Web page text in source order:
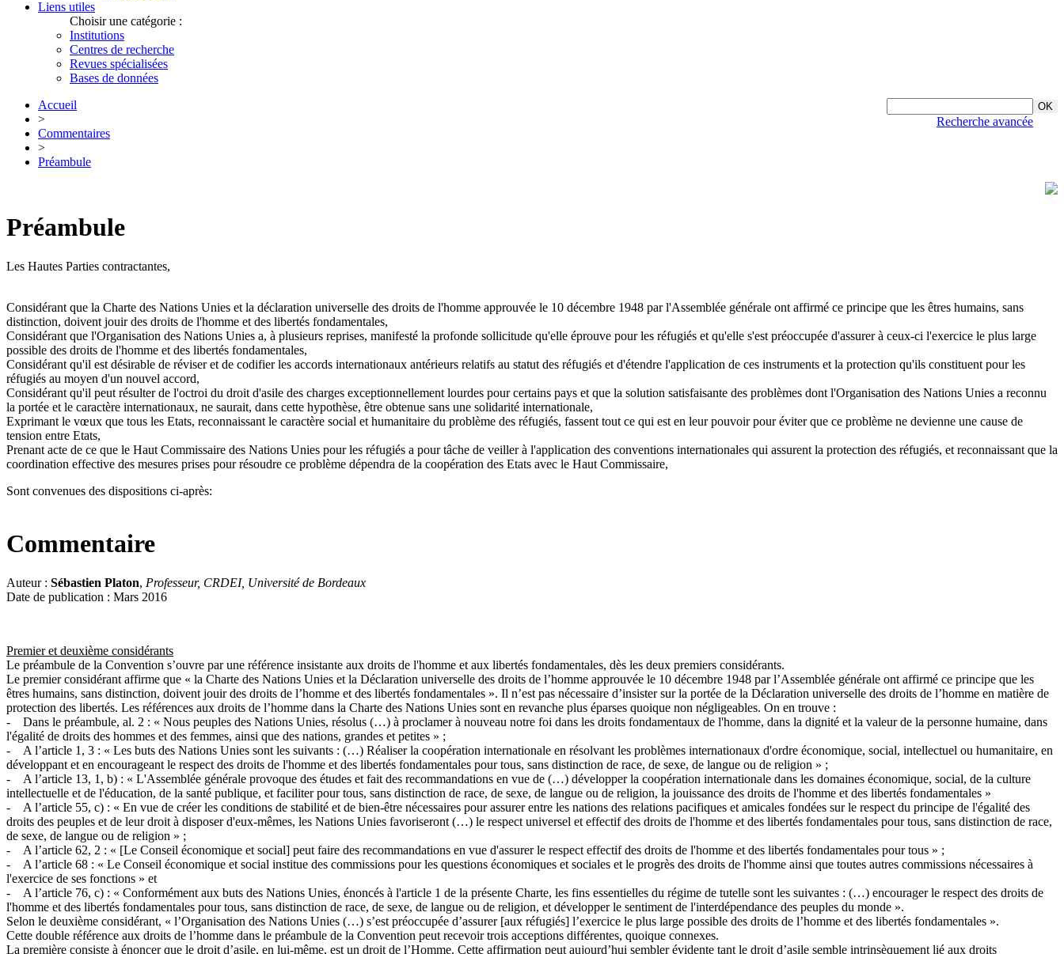
Liens utiles
Choisir une catégorie :
Institutions
Centres de recherche
Revues spécialisées
Bases de données
Recherche avancée
Accueil
>
Commentaires
>
Préambule
Préambule
Les Hautes Parties contractantes,
Considérant que la Charte des Nations Unies et la déclaration universelle des droits de l'homme approuvée le 10 décembre 1948 par l'Assemblée générale ont affirmé ce principe que les êtres humains, sans
distinction, doivent jouir des droits de l'homme et des libertés fondamentales,
Considérant que l'Organisation des Nations Unies a, à plusieurs reprises, manifesté la profonde sollicitude qu'elle éprouve pour les réfugiés et qu'elle s'est préoccupée d'assurer à ceux-ci l'exercice le plus large
possible des droits de l'homme et des libertés fondamentales,
Considérant qu'il est désirable de réviser et de codifier les accords internationaux antérieurs relatifs au statut des réfugiés et d'étendre l'application de ces instruments et la protection qu'ils constituent pour les
réfugiés au moyen d'un nouvel accord,
Considérant qu'il peut résulter de l'octroi du droit d'asile des charges exceptionnellement lourdes pour certains pays et que la solution satisfaisante des problèmes dont l'Organisation des Nations Unies a reconnu
la portée et le caractère internationaux, ne saurait, dans cette hypothèse, être obtenue sans une solidarité internationale,
Exprimant le vœux que tous les Etats, reconnaissant le caractère social et humanitaire du problème des réfugiés, fassent tout ce qui est en leur pouvoir pour éviter que ce problème ne devienne une cause de
tension entre Etats,
Prenant acte de ce que le Haut Commissaire des Nations Unies pour les réfugiés a pour tâche de veiller à l'application des conventions internationales qui assurent la protection des réfugiés, et reconnaissant que la
coordination effective des mesures prises pour résoudre ce problème dépendra de la coopération des Etats avec le Haut Commissaire,
Sont convenues des dispositions ci-après:
Commentaire
Auteur : Sébastien Platon, Professeur, CRDEI, Université de Bordeaux
Date de publication : Mars 2016
Premier et deuxième considérants
Le préambule de la Convention s’ouvre par une référence insistante aux droits de l'homme et aux libertés fondamentales, dès les deux premiers considérants.
Le premier considérant affirme que « la Charte des Nations Unies et la Déclaration universelle des droits de l’homme approuvée le 10 décembre 1948 par l’Assemblée générale ont affirmé ce principe que les
êtres humains, sans distinction, doivent jouir des droits de l’homme et des libertés fondamentales ». Il n’est pas nécessaire d’insister sur la portée de la Déclaration universelle des droits de l’homme en matière de
protection des libertés. Les références aux droits de l’homme dans la Charte des Nations Unies sont en revanche plus éparses quoique non négligeables. On en trouve :
- Dans le préambule, al. 2 : « Nous peuples des Nations Unies, résolus (…) à proclamer à nouveau notre foi dans les droits fondamentaux de l'homme, dans la dignité et la valeur de la personne humaine, dans
l'égalité de droits des hommes et des femmes, ainsi que des nations, grandes et petites » ;
- A l’article 1, 3 : « Les buts des Nations Unies sont les suivants : (…) Réaliser la coopération internationale en résolvant les problèmes internationaux d'ordre économique, social, intellectuel ou humanitaire, en
développant et en encourageant le respect des droits de l'homme et des libertés fondamentales pour tous, sans distinction de race, de sexe, de langue ou de religion » ;
- A l’article 13, 1, b) : « L'Assemblée générale provoque des études et fait des recommandations en vue de (…) développer la coopération internationale dans les domaines économique, social, de la culture
intellectuelle et de l'éducation, de la santé publique, et faciliter pour tous, sans distinction de race, de sexe, de langue ou de religion, la jouissance des droits de l'homme et des libertés fondamentales »
- A l’article 55, c) : « En vue de créer les conditions de stabilité et de bien-être nécessaires pour assurer entre les nations des relations pacifiques et amicales fondées sur le respect du principe de l'égalité des
droits des peuples et de leur droit à disposer d'eux-mêmes, les Nations Unies favoriseront (…) le respect universel et effectif des droits de l'homme et des libertés fondamentales pour tous, sans distinction de race,
de sexe, de langue ou de religion » ;
- A l’article 62, 2 : « [Le Conseil économique et social] peut faire des recommandations en vue d'assurer le respect effectif des droits de l'homme et des libertés fondamentales pour tous » ;
- A l’article 68 : « Le Conseil économique et social institue des commissions pour les questions économiques et sociales et le progrès des droits de l'homme ainsi que toutes autres commissions nécessaires à
l'exercice de ses fonctions » et
- A l’article 76, c) : « Conformément aux buts des Nations Unies, énoncés à l'article 1 de la présente Charte, les fins essentielles du régime de tutelle sont les suivantes : (…) encourager le respect des droits de
l'homme et des libertés fondamentales pour tous, sans distinction de race, de sexe, de langue ou de religion, et développer le sentiment de l'interdépendance des peuples du monde ».
Selon le deuxième considérant, « l’Organisation des Nations Unies (…) s’est préoccupée d’assurer [aux réfugiés] l’exercice le plus large possible des droits de l’homme et des libertés fondamentales ».
Cette double référence aux droits de l’homme dans le préambule de la Convention peut recevoir trois acceptions différentes, quoique connexes.
La première consiste à énoncer que le droit d’asile, en lui-même, est un droit de l’Homme. Cette affirmation peut aujourd’hui sembler évidente tant le droit d’asile semble intrinsèquement lié aux droits